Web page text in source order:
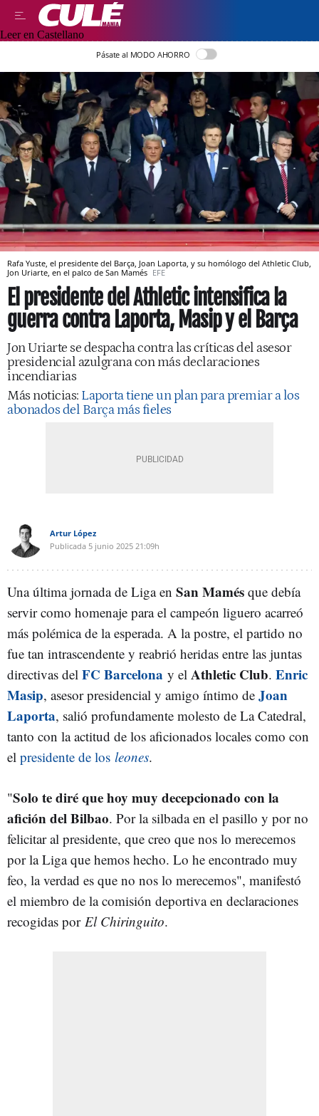
Leer en Castellano
Pásate al MODO AHORRO
Rafa Yuste, el presidente del Barça, Joan Laporta, y su homólogo del Athletic Club,
Jon Uriarte, en el palco de San Mamés EFE
El presidente del Athletic intensifica la
guerra contra Laporta, Masip y el Barça
Jon Uriarte se despacha contra las críticas del asesor
presidencial azulgrana con más declaraciones
incendiarias
Más noticias: Laporta tiene un plan para premiar a los
abonados del Barça más fieles
Artur López
Publicada 5 junio 2025 21:09h
Una última jornada de Liga en San Mamés que debía
servir como homenaje para el campeón liguero acarreó
más polémica de la esperada. A la postre, el partido no
fue tan intrascendente y reabrió heridas entre las juntas
directivas del FC Barcelona y el Athletic Club. Enric
Masip, asesor presidencial y amigo íntimo de Joan
Laporta, salió profundamente molesto de La Catedral,
tanto con la actitud de los aficionados locales como con
el presidente de los leones.
"Solo te diré que hoy muy decepcionado con la
afición del Bilbao. Por la silbada en el pasillo y por no
felicitar al presidente, que creo que nos lo merecemos
por la Liga que hemos hecho. Lo he encontrado muy
feo, la verdad es que no nos lo merecemos", manifestó
el miembro de la comisión deportiva en declaraciones
recogidas por El Chiringuito.